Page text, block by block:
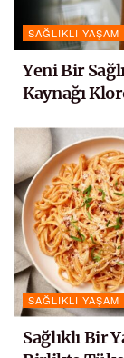
SAĞLIKLI YAŞAM
Yeni Bir
Kaynağı
SAĞLIKLI YAŞAM
Sağlıklı Bir